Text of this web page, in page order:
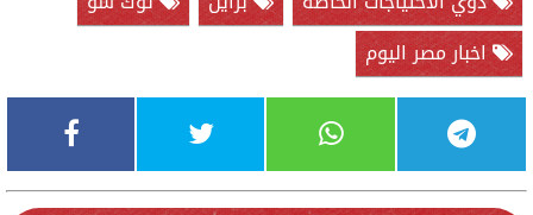
اخبار مصر اليوم